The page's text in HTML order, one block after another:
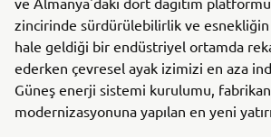
zincirinde sürdürülebilirlik ve
hale geldiği bir endüstriyel ortamda
ederken çevresel ayak izimizi en aza
Güneş enerji sistemi kurulumu,
modernizasyonuna yapılan en yeni